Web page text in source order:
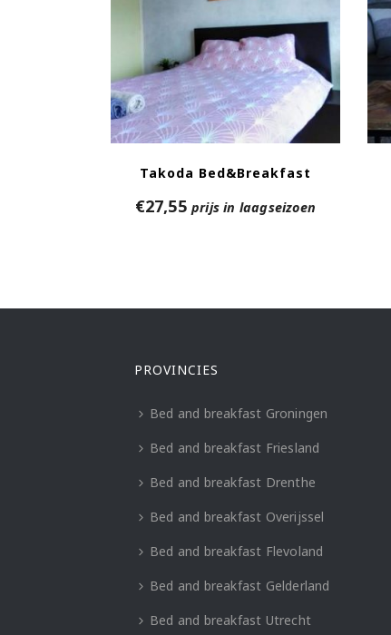
Takoda Bed&Breakfast
€27,55 prijs in laagseizoen
PROVINCIES
Bed and breakfast Groningen
Bed and breakfast Friesland
Bed and breakfast Drenthe
Bed and breakfast Overijssel
Bed and breakfast Flevoland
Bed and breakfast Gelderland
Bed and breakfast Utrecht